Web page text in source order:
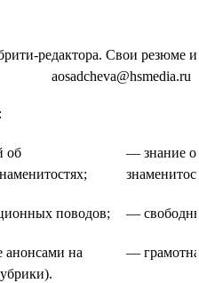
редактора. Свои резюме
aosadcheva@hsmedia.ru
об
поводов;
анонсами на
— знание
—
—